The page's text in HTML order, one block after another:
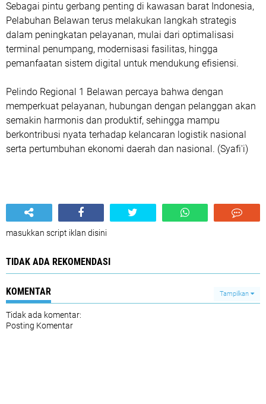
Sebagai pintu gerbang penting di kawasan barat Indonesia,
Pelabuhan Belawan terus melakukan langkah strategis
dalam peningkatan pelayanan, mulai dari optimalisasi
terminal penumpang, modernisasi fasilitas, hingga
pemanfaatan sistem digital untuk mendukung efisiensi.
Pelindo Regional 1 Belawan percaya bahwa dengan
memperkuat pelayanan, hubungan dengan pelanggan akan
semakin harmonis dan produktif, sehingga mampu
berkontribusi nyata terhadap kelancaran logistik nasional
serta pertumbuhan ekonomi daerah dan nasional. (Syafi'i)
masukkan script iklan disini
TIDAK ADA REKOMENDASI
KOMENTAR Tampilkan
Tidak ada komentar:
Posting Komentar